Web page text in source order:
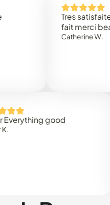
Tres satisfaite
fait merci beaucoup
Catherine W.
good